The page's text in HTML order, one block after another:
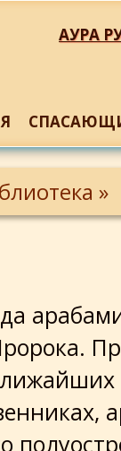
АУРА
»